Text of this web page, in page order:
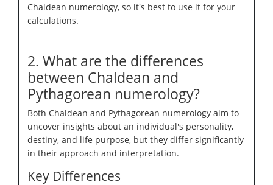
Chaldean numerology, so it's best to use it for your
calculations.
2. What are the differences
between Chaldean and
Pythagorean numerology?
Both Chaldean and Pythagorean numerology aim to
uncover insights about an individual's personality,
destiny, and life purpose, but they differ significantly
in their approach and interpretation.
Key Differences